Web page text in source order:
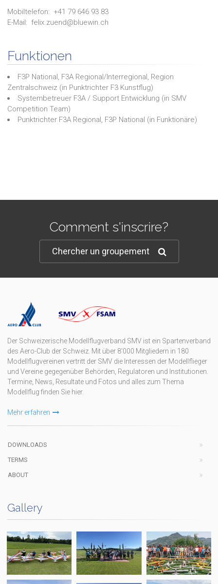
Mobiltelefon: +41 79 646 93 83
E-Mail: felix.zuend@bluewin.ch
Funktionen
F3P National, F3A Regional/Interregional, Region
Zentralschweiz (in Punktrichter F3 Kunstflug)
Systembetreuer F3A / Support Entwicklung (in SMV
Competition Team)
Punktrichter F3A Regional, F3P National (in Funktionäre)
Comment s'inscrire?
Chercher un groupement
Der Schweizerische Modellflugverband SMV ist ein Spartenverband
des Aero-Club der Schweiz. Mit über 8'000 Mitgliedern in 180
Modellflugvereinen vertritt der SMV die Interessen der Modellflieger
und Vereine gegegenüber Behörden, Regulatoren und Institutionen.
Termine, News, Resultate und Fotos und alles zum Thema
Modellflug finden Sie hier.
Mehr erfahren
DOWNLOADS
TERMS
ABOUT
Gallery